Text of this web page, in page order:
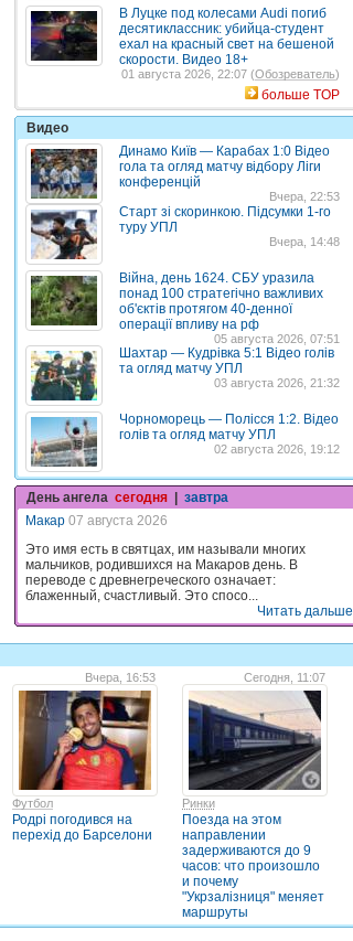
В Луцке под колесами Audi погиб
десятиклассник: убийца-студент
ехал на красный свет на бешеной
скорости. Видео 18+
01 августа 2026, 22:07 (Обозреватель)
больше TOP
Видео
Динамо Київ — Карабах 1:0 Відео
гола та огляд матчу відбору Ліги
конференцій
Вчера, 22:53
Старт зі скоринкою. Підсумки 1-го
туру УПЛ
Вчера, 14:48
Війна, день 1624. СБУ уразила
понад 100 стратегічно важливих
об'єктів протягом 40-денної
операції впливу на рф
05 августа 2026, 07:51
Шахтар — Кудрівка 5:1 Відео голів
та огляд матчу УПЛ
03 августа 2026, 21:32
Чорноморець — Полісся 1:2. Відео
голів та огляд матчу УПЛ
02 августа 2026, 19:12
День ангела сегодня
завтра
Макар 07 августа 2026
Это имя есть в святцах, им называли многих
мальчиков, родившихся на Макаров день. В
переводе с древнегреческого означает:
блаженный, счастливый. Это спосо...
Читать дальше
Вчера, 16:53
Футбол
Родрі погодився на
перехід до Барселони
Сегодня, 11:07
Ринки
Поезда на этом
направлении
задерживаются до 9
часов: что произошло
и почему
"Укрзалізниця" меняет
маршруты